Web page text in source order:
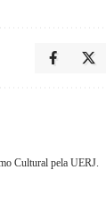
Cultural pela UERJ.